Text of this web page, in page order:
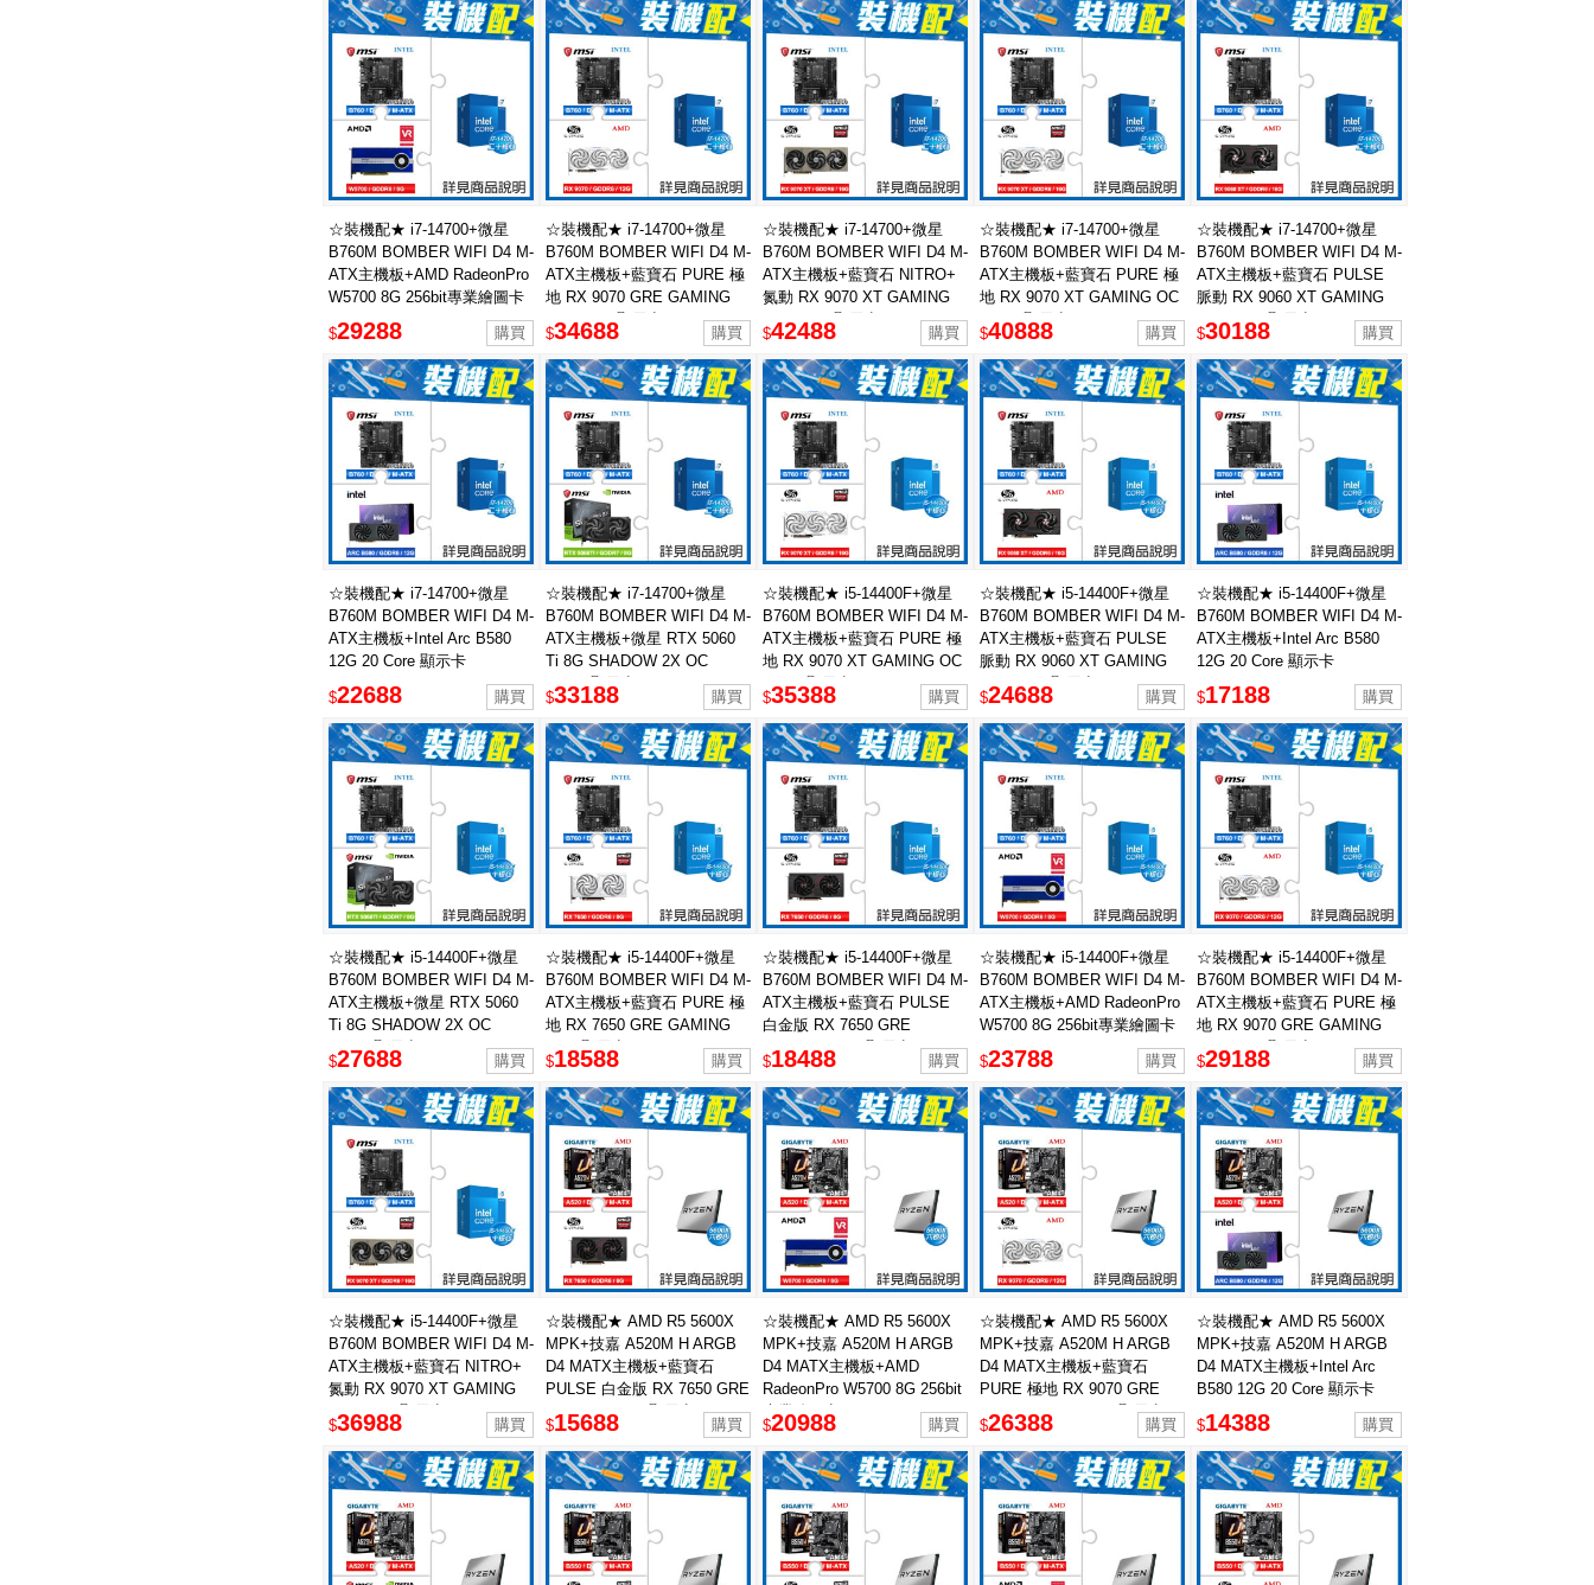
☆裝機配★ i7-14700+微星
B760M BOMBER WIFI D4 M-
ATX主機板+AMD RadeonPro
W5700 8G 256bit專業繪圖卡
$29288
☆裝機配★ i7-14700+微星
B760M BOMBER WIFI D4 M-
ATX主機板+藍寶石 PURE 極
地 RX 9070 GRE GAMING
OC 12GB 顯示卡
$34688
☆裝機配★ i7-14700+微星
B760M BOMBER WIFI D4 M-
ATX主機板+藍寶石 NITRO+
氮動 RX 9070 XT GAMING
OC 16GB 顯示卡
$42488
☆裝機配★ i7-14700+微星
B760M BOMBER WIFI D4 M-
ATX主機板+藍寶石 PURE 極
地 RX 9070 XT GAMING OC
16GB 顯示卡
$40888
☆裝機配★ i7-14700+微星
B760M BOMBER WIFI D4 M-
ATX主機板+藍寶石 PULSE
脈動 RX 9060 XT GAMING
OC 16GB 顯示卡
$30188
☆裝機配★ i7-14700+微星
B760M BOMBER WIFI D4 M-
ATX主機板+Intel Arc B580
12G 20 Core 顯示卡
$22688
☆裝機配★ i7-14700+微星
B760M BOMBER WIFI D4 M-
ATX主機板+微星 RTX 5060
Ti 8G SHADOW 2X OC
PLUS 顯示卡
$33188
☆裝機配★ i5-14400F+微星
B760M BOMBER WIFI D4 M-
ATX主機板+藍寶石 PURE 極
地 RX 9070 XT GAMING OC
16GB 顯示卡
$35388
☆裝機配★ i5-14400F+微星
B760M BOMBER WIFI D4 M-
ATX主機板+藍寶石 PULSE
脈動 RX 9060 XT GAMING
OC 16GB 顯示卡
$24688
☆裝機配★ i5-14400F+微星
B760M BOMBER WIFI D4 M-
ATX主機板+Intel Arc B580
12G 20 Core 顯示卡
$17188
☆裝機配★ i5-14400F+微星
B760M BOMBER WIFI D4 M-
ATX主機板+微星 RTX 5060
Ti 8G SHADOW 2X OC
PLUS 顯示卡
$27688
☆裝機配★ i5-14400F+微星
B760M BOMBER WIFI D4 M-
ATX主機板+藍寶石 PURE 極
地 RX 7650 GRE GAMING
8GB 顯示卡
$18588
☆裝機配★ i5-14400F+微星
B760M BOMBER WIFI D4 M-
ATX主機板+藍寶石 PULSE
白金版 RX 7650 GRE
GAMING 8GB 顯示卡
$18488
☆裝機配★ i5-14400F+微星
B760M BOMBER WIFI D4 M-
ATX主機板+AMD RadeonPro
W5700 8G 256bit專業繪圖卡
$23788
☆裝機配★ i5-14400F+微星
B760M BOMBER WIFI D4 M-
ATX主機板+藍寶石 PURE 極
地 RX 9070 GRE GAMING
OC 12GB 顯示卡
$29188
☆裝機配★ i5-14400F+微星
B760M BOMBER WIFI D4 M-
ATX主機板+藍寶石 NITRO+
氮動 RX 9070 XT GAMING
OC 16GB 顯示卡
$36988
☆裝機配★ AMD R5 5600X
MPK+技嘉 A520M H ARGB
D4 MATX主機板+藍寶石
PULSE 白金版 RX 7650 GRE
GAMING 8GB 顯示卡
$15688
☆裝機配★ AMD R5 5600X
MPK+技嘉 A520M H ARGB
D4 MATX主機板+AMD
RadeonPro W5700 8G 256bit
專業繪圖卡
$20988
☆裝機配★ AMD R5 5600X
MPK+技嘉 A520M H ARGB
D4 MATX主機板+藍寶石
PURE 極地 RX 9070 GRE
GAMING OC 12GB 顯示卡
$26388
☆裝機配★ AMD R5 5600X
MPK+技嘉 A520M H ARGB
D4 MATX主機板+Intel Arc
B580 12G 20 Core 顯示卡
$14388